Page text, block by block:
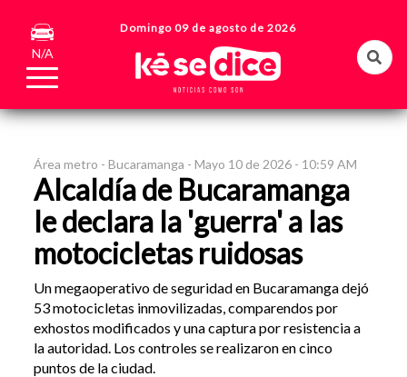
N/A
Domingo 09 de agosto de 2026
Área metro -Bucaramanga -Mayo 10 de 2026 - 10:59 AM
Alcaldía de Bucaramanga
le declara la 'guerra' a las
motocicletas ruidosas
Un megaoperativo de seguridad en Bucaramanga dejó
53 motocicletas inmovilizadas, comparendos por
exhostos modificados y una captura por resistencia a
la autoridad. Los controles se realizaron en cinco
puntos de la ciudad.